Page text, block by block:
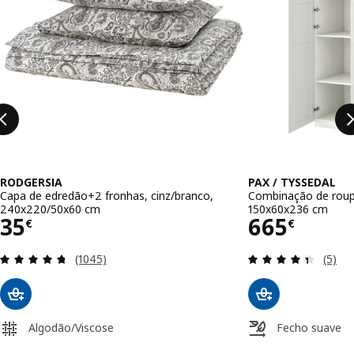
RODGERSIA
Capa de edredão+2 fronhas, cinz/branco,
240x220/50x60 cm
35€
Preço 35€
Avaliação: 4.7 fora de 5 estrelas. Total de
(1045)
Algodão/Viscose
PAX / TYSSEDAL
Combinação de
150x60x236 cm
665€
Preço
(5)
Fecho suave